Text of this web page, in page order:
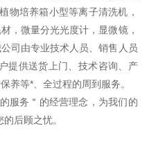
物培养箱小型等离子清洗机，
，微量分光光度计，显微镜，
司由专业技术人员、销售人员
提供送货上门、技术咨询、产
养等*、全过程的周到服务。
服务＂的经营理念，为我们的
后顾之忧。